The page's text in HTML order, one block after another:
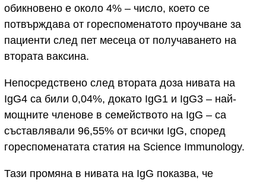
обикновено е около 4% – число, което се
потвърждава от гореспоменатото проучване за
пациенти след пет месеца от получаването на
втората ваксина.
Непосредствено след втората доза нивата на
IgG4 са били 0,04%, докато IgG1 и IgG3 – най-
мощните членове в семейството на IgG – са
съставлявали 96,55% от всички IgG, според
гореспоменатата статия на Science Immunology.
Тази промяна в нивата на IgG показва, че